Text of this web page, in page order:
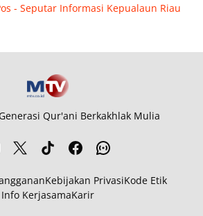
- Seputar Informasi Kepualaun Riau
Qur'ani Berkakhlak Mulia
Kebijakan PrivasiKode Etik
Info KerjasamaKarir